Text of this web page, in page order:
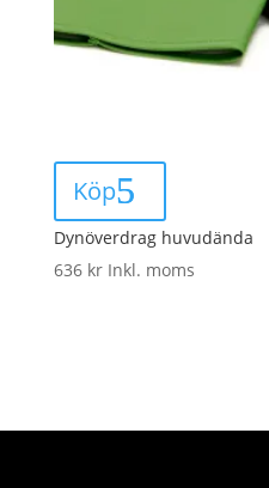
Köp
Dynöverdrag huvudända
636 kr Inkl. moms